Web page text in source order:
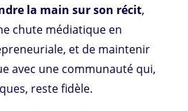
la main sur son récit,
chute médiatique en
et de maintenir
avec une communauté qui,
reste fidèle.